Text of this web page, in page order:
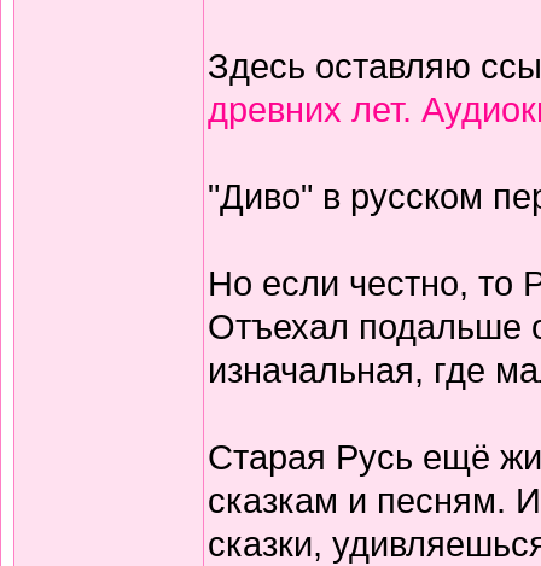
Здесь оставляю
древних лет.
"Диво" в русском
Но если честно, то
Отъехал подальше
изначальная, где
Старая Русь ещё
сказкам и песням.
сказки,